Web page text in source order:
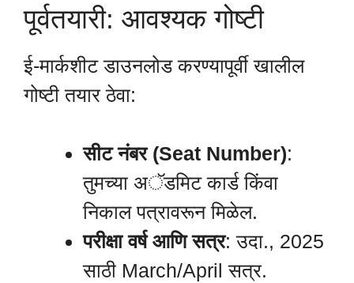
पूर्वतयारी: आवश्यक गोष्टी
ई-मार्कशीट डाउनलोड करण्यापूर्वी खालील
गोष्टी तयार ठेवा:
सीट नंबर (Seat Number):
तुमच्या अॅडमिट कार्ड किंवा
निकाल पत्रावरून मिळेल.
परीक्षा वर्ष आणि सत्र: उदा., 2025
साठी March/April सत्र.